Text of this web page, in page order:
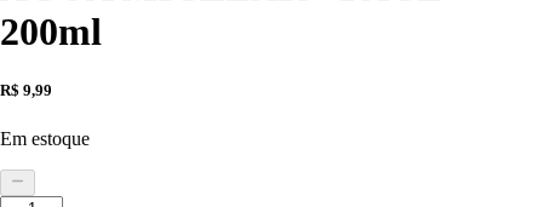
200ml
R$ 9,99
Em estoque